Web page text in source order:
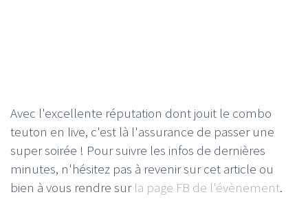
Avec l'excellente réputation dont jouit le combo
teuton en live, c'est là l'assurance de passer une
super soirée ! Pour suivre les infos de dernières
minutes, n'hésitez pas à revenir sur cet article ou
bien à vous rendre surla page FB de l'évènement.